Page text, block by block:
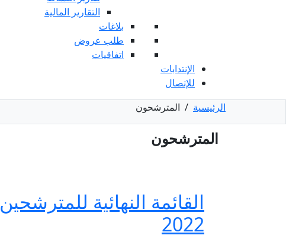
التقارير المالية
بلاغات
طلب عروض
اتفاقيات
الإنتدابات
للإتصال
الرئيسية / المترشحون
المترشحون
القائمة النهائية
2022